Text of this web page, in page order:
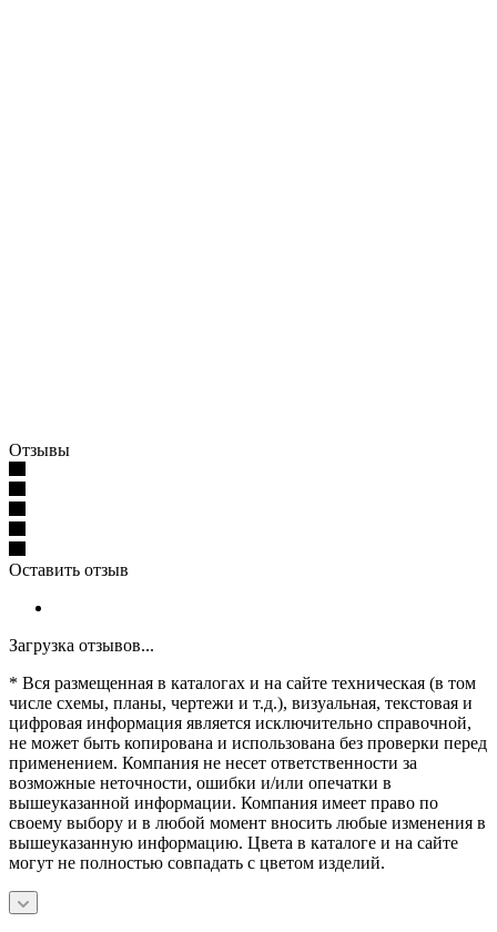
Отзывы
Оставить отзыв
Загрузка отзывов...
* Вся размещенная в каталогах и на сайте техническая (в том
числе схемы, планы, чертежи и т.д.), визуальная, текстовая и
цифровая информация является исключительно справочной,
не может быть копирована и использована без проверки перед
применением. Компания не несет ответственности за
возможные неточности, ошибки и/или опечатки в
вышеуказанной информации. Компания имеет право по
своему выбору и в любой момент вносить любые изменения в
вышеуказанную информацию. Цвета в каталоге и на сайте
могут не полностью совпадать с цветом изделий.